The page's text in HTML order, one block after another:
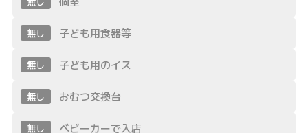
無し 子ども用食器等
無し 子ども用のイス
無し おむつ交換台
無し ベビーカーで入店